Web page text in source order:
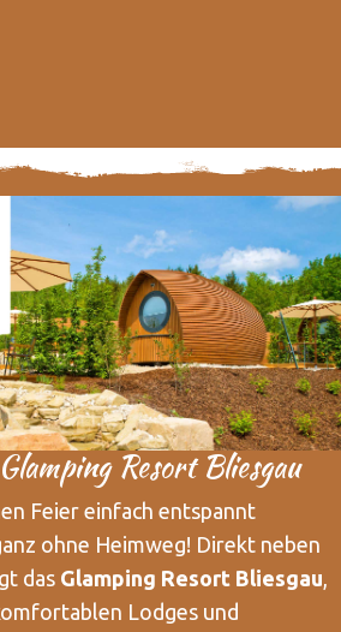
Resort Bliesgau
Feier einfach entspannt
ohne Heimweg! Direkt neben
das Glamping Resort Bliesgau,
Lodges und